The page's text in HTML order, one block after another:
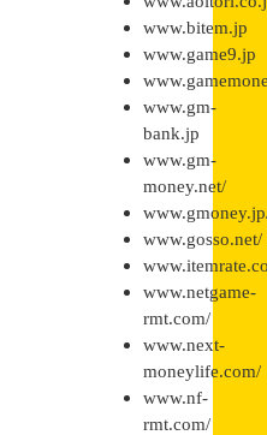
www.bitem.jp
www.game9.jp
www.gm-
bank.jp
www.gm-
money.net/
www.gosso.net/
www.netgame-
rmt.com/
www.next-
moneylife.com/
www.nf-
rmt.com/